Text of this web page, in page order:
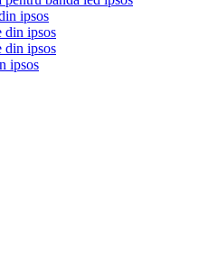
ipsos
din ipsos
din ipsos
ipsos